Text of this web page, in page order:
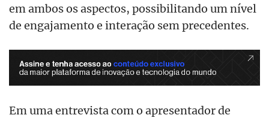
em ambos os aspectos, possibilitando um nível
de engajamento e interação sem precedentes.
Em uma entrevista com o apresentador de